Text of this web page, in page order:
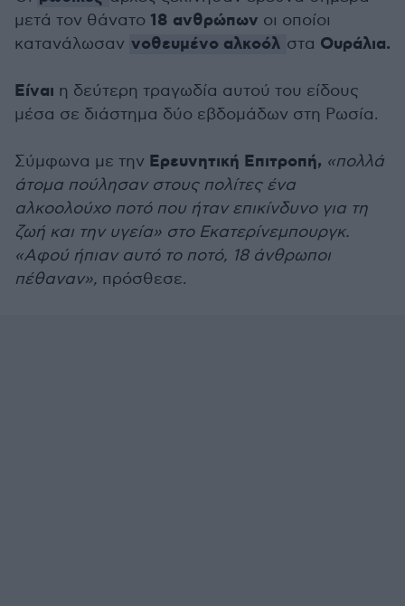
μετά τον θάνατο 18 ανθρώπων οι οποίοι
κατανάλωσαν νοθευμένο αλκοόλ στα Ουράλια.
Είναι η δεύτερη τραγωδία αυτού του είδους
μέσα σε διάστημα δύο εβδομάδων στη Ρωσία.
Σύμφωνα με την Ερευνητική Επιτροπή, «πολλά
άτομα πούλησαν στους πολίτες ένα
αλκοολούχο ποτό που ήταν επικίνδυνο για τη
ζωή και την υγεία» στο Εκατερίνεμπουργκ.
«Αφού ήπιαν αυτό το ποτό, 18 άνθρωποι
πέθαναν», πρόσθεσε.